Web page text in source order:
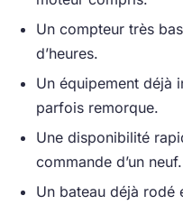
Un compteur très
d’heures.
Un équipement déjà
parfois remorque.
Une disponibilité
commande d’un neuf.
Un bateau déjà rodé